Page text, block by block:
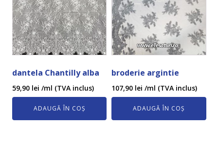
dantela Chantilly alba
59,90 lei /ml (TVA inclus)
ADAUGĂ ÎN COȘ
broderie argintie
107,90 lei /ml (TVA inclus)
ADAUGĂ ÎN COȘ